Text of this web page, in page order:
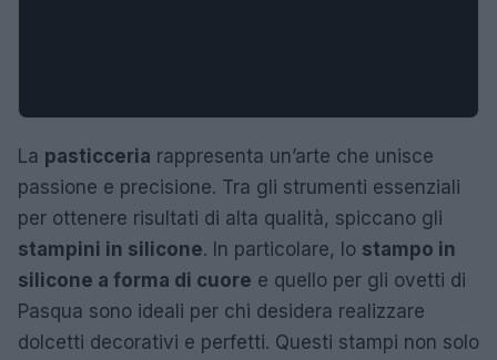
La pasticceria rappresenta un’arte che unisce
passione e precisione. Tra gli strumenti essenziali
per ottenere risultati di alta qualità, spiccano gli
stampini in silicone. In particolare, lo stampo in
silicone a forma di cuore e quello per gli ovetti di
Pasqua sono ideali per chi desidera realizzare
dolcetti decorativi e perfetti. Questi stampi non solo